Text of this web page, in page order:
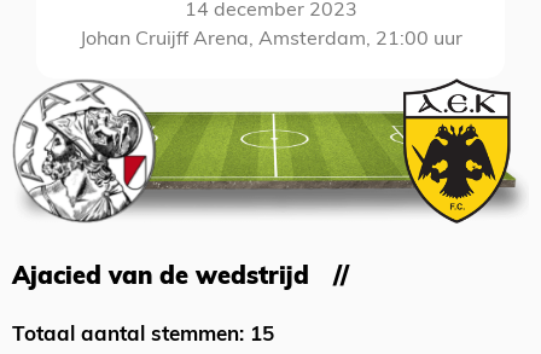
14 december 2023
Johan Cruijff Arena, Amsterdam, 21:00 uur
Ajacied van de wedstrijd
Totaal aantal stemmen: 15